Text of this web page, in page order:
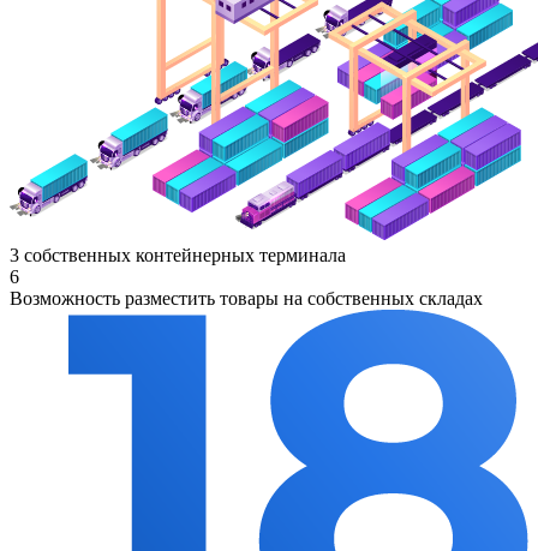
3 собственных контейнерных терминала
6
Возможность разместить товары на собственных складах